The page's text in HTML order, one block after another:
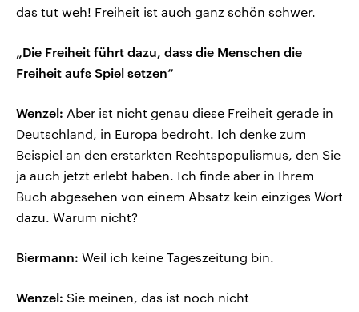
das tut weh! Freiheit ist auch ganz schön schwer.
„Die Freiheit führt dazu, dass die Menschen die
Freiheit aufs Spiel setzen“
Wenzel: Aber ist nicht genau diese Freiheit gerade in
Deutschland, in Europa bedroht. Ich denke zum
Beispiel an den erstarkten Rechtspopulismus, den Sie
ja auch jetzt erlebt haben. Ich finde aber in Ihrem
Buch abgesehen von einem Absatz kein einziges Wort
dazu. Warum nicht?
Biermann: Weil ich keine Tageszeitung bin.
Wenzel: Sie meinen, das ist noch nicht